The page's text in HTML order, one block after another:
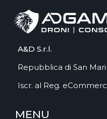
A&D S.r.l.
Repubblica di San
Iscr. al Reg.
MENU